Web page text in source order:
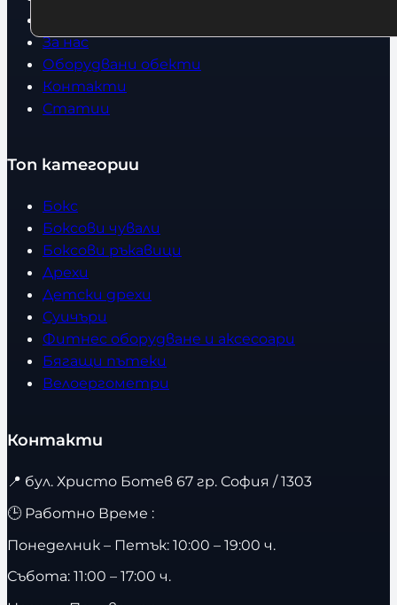
За нас
Оборудвани обекти
Контакти
Статии
Топ категории
Бокс
Боксови чували
Боксови ръкавици
Дрехи
Детски дрехи
Суичъри
Фитнес оборудване и аксесоари
Бягащи пътеки
Велоергометри
Контакти
📍 бул. Христо Ботев 67 гр. София / 1303
🕒 Работно Време :
Понеделник – Петък: 10:00 – 19:00 ч.
Събота: 11:00 – 17:00 ч.